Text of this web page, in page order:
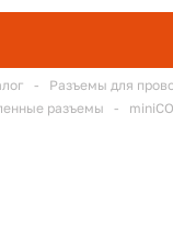
- Разъемы для
разъемы
-